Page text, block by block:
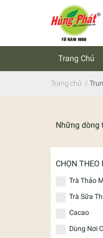
Trang Chủ
Cẩm Nang
Trang chủ /
Những dòng
CHỌN THEO
Trà Thảo
Trà Sữa
Cacao
Dùng Nơi